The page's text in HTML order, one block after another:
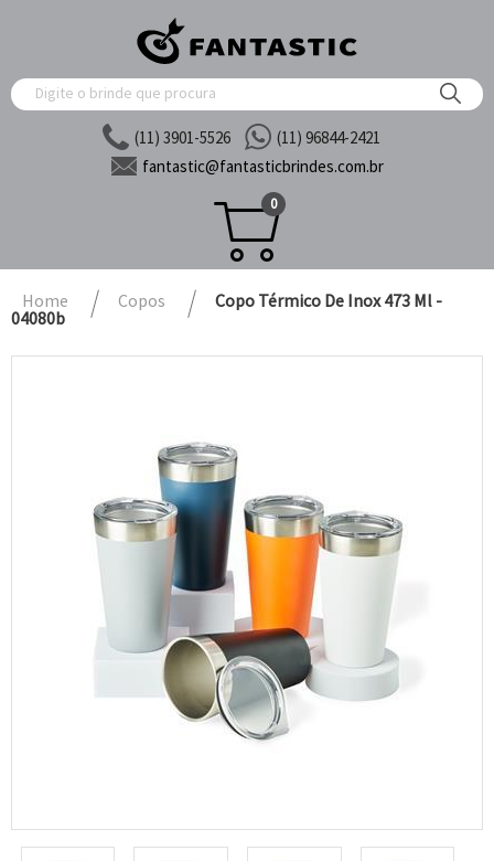
(11) 3901-5526
(11) 96844-2421
fantastic@fantasticbrindes.com.br
0
Home Copos
Copo Térmico De Inox 473 Ml -
04080b